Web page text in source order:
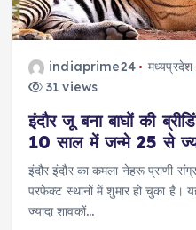
indiaprime24 मध्यप्रदेश
31 views
इंदौर जू बना बाघों की
10 साल में जन्मे 25 से
इंदौर इंदौर का कमला नेहरू प्राणी
परफेक्ट स्थानों में शुमार हो चुका
ज्यादा शावकों…